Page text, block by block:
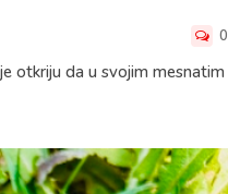
0
otkriju da u svojim mesnatim